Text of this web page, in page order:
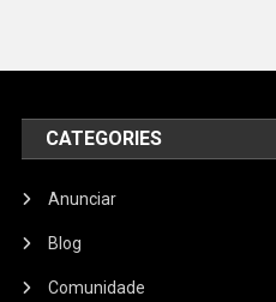
CATEGORIES
Anunciar
Blog
Comunidade